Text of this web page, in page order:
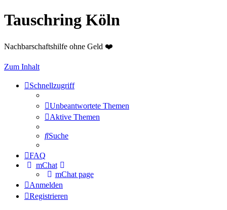
Tauschring Köln
Nachbarschaftshilfe ohne Geld ❤️
Zum Inhalt
Schnellzugriff
Unbeantwortete Themen
Aktive Themen
Suche
FAQ
mChat
mChat page
Anmelden
Registrieren